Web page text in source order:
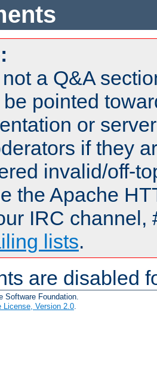
a Q&A
pointed
or
if they
invalid/off-
the Apache
IRC channel,
lists.
are disabled
Software Foundation.
License, Version 2.0.